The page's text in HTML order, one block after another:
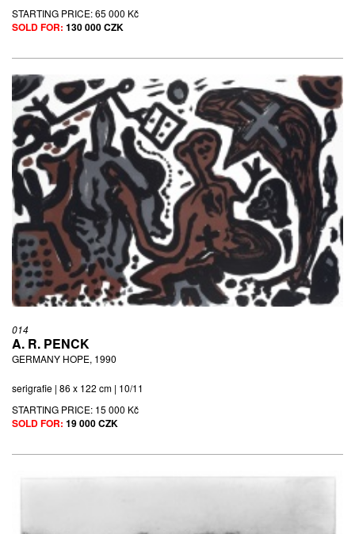
STARTING PRICE:65 000 Kč
SOLD FOR: 130 000 CZK
014
A. R. PENCK
GERMANY HOPE, 1990
serigrafie | 86 x 122 cm | 10/11
STARTING PRICE: 15 000 Kč
SOLD FOR: 19 000 CZK